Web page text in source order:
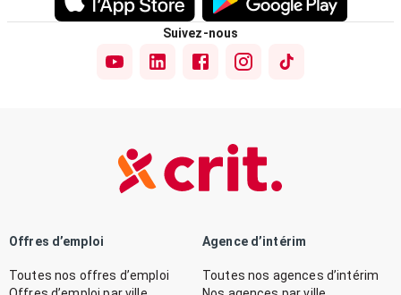
Suivez-nous
Offres d’emploi
Toutes nos offres d’emploi
Agence d’intérim
Toutes nos agences d’intérim